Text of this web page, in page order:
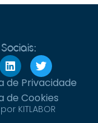
de Privacidade
de Cookies
KITLABOR